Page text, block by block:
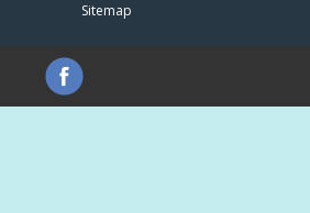
Sitemap